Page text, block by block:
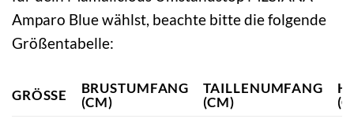
Amparo Blue wählst, beachte bitte die folgende
Größentabelle:
GRÖSSE
BRUSTUMFANG
(CM)
TAILLENUMFANG
(CM)